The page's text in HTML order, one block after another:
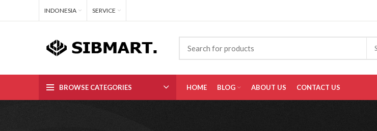
INDONESIA SERVICE
BROWSE CATEGORIES HOME BLOG ABOUT US CONTACT US